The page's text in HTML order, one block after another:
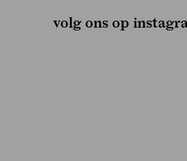
volg ons op